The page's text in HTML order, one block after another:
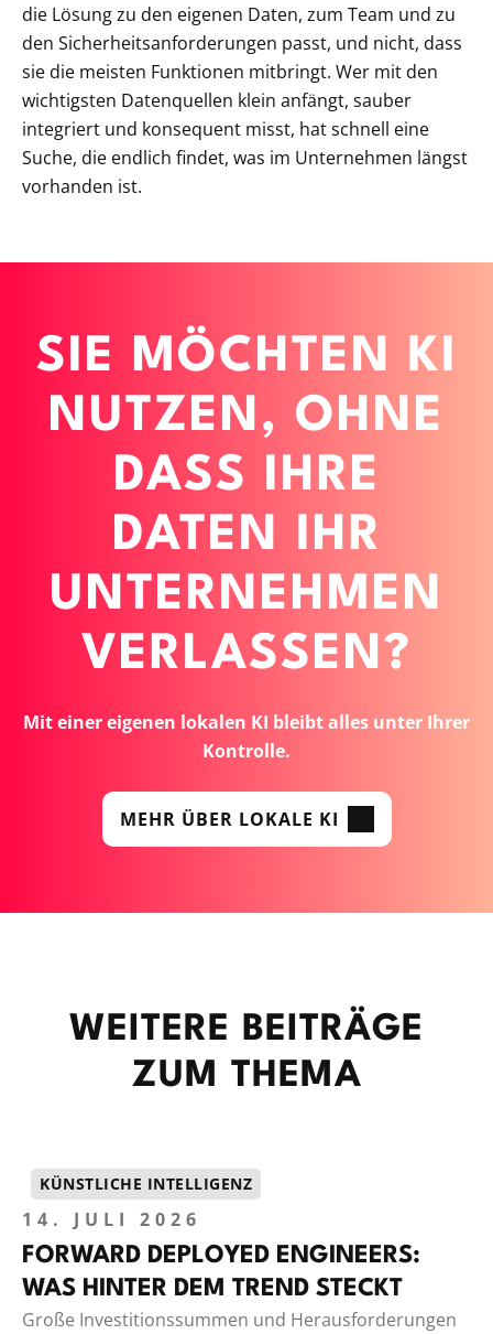
die Lösung zu den eigenen Daten, zum Team und zu
den Sicherheitsanforderungen passt, und nicht, dass
sie die meisten Funktionen mitbringt. Wer mit den
wichtigsten Datenquellen klein anfängt, sauber
integriert und konsequent misst, hat schnell eine
Suche, die endlich findet, was im Unternehmen längst
vorhanden ist.
SIE MÖCHTEN KI
NUTZEN, OHNE
DASS IHRE
DATEN IHR
UNTERNEHMEN
VERLASSEN?
Mit einer eigenen lokalen KI bleibt alles unter Ihrer
Kontrolle.
MEHR ÜBER LOKALE KI
WEITERE BEITRÄGE
ZUM THEMA
KÜNSTLICHE INTELLIGENZ
14. JULI 2026
FORWARD DEPLOYED ENGINEERS:
WAS HINTER DEM TREND STECKT
Große Investitionssummen und Herausforderungen